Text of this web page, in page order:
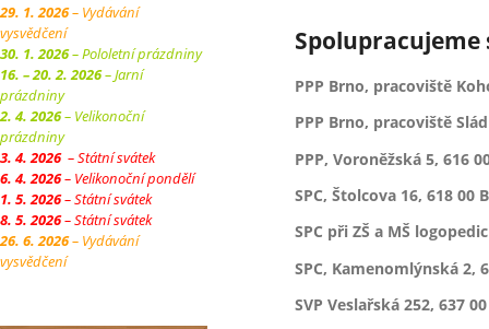
29. 1. 2026– Vydávání
vysvědčení
30. 1. 2026– Pololetní prázdniny
16. – 20. 2. 2026– Jarní
prázdniny
2. 4. 2026– Velikonoční
prázdniny
3. 4. 2026– Státní svátek
6. 4. 2026– Velikonoční pondělí
1. 5. 2026– Státní svátek
8. 5. 2026– Státní svátek
26. 6. 2026– Vydávání
vysvědčení
Spolupracujeme
PPP Brno, pracoviště
PPP Brno, pracoviště
PPP, Voroněžská 5, 616
SPC, Štolcova 16, 618 00
SPC při ZŠ a MŠ
SPC, Kamenomlýnská 2,
SVP Veslařská 252, 637